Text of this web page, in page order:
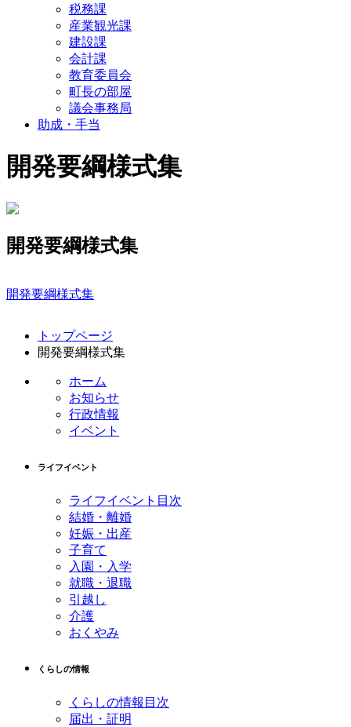
税務課
産業観光課
建設課
会計課
教育委員会
町長の部屋
議会事務局
助成・手当
開発要綱様式集
開発要綱様式集
開発要綱様式集
トップページ
開発要綱様式集
ホーム
お知らせ
行政情報
イベント
ライフイベント
ライフイベント目次
結婚・離婚
妊娠・出産
子育て
入園・入学
就職・退職
引越し
介護
おくやみ
くらしの情報
くらしの情報目次
届出・証明